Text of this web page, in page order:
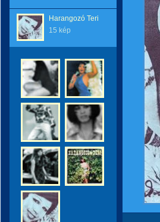
Harangozó Teri
15 kép